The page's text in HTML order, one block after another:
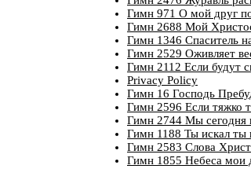
Гимн 971 О мой друг
Гимн 2688 Мой
Гимн 1346 Спаситель
Гимн 2529 Оживляет
Гимн 2112 Если будут
Privacy Policy
Гимн 16 Господь
Гимн 2596 Если тяжко
Гимн 2744 Мы сегодня
Гимн 1188 Ты искал ты
Гимн 2583 Слова
Гимн 1855 Небеса мои